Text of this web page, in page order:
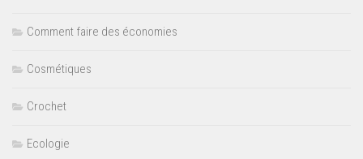
Comment faire des économies
Cosmétiques
Crochet
Ecologie